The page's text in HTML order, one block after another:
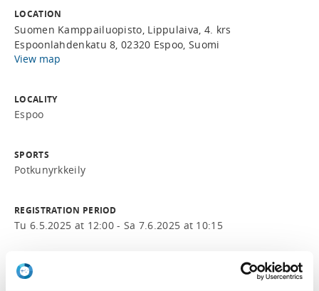
LOCATION
Suomen Kamppailuopisto, Lippulaiva, 4. krs
Espoonlahdenkatu 8, 02320 Espoo, Suomi
View map
LOCALITY
Espoo
SPORTS
Potkunyrkkeily
REGISTRATION PERIOD
Tu 6.5.2025 at 12:00 - Sa 7.6.2025 at 10:15
PRICE
Leiri ja keltaisen vyön koe 50,00 €